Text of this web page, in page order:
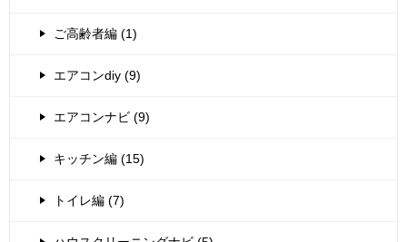
ご高齢者編 (1)
エアコンdiy (9)
エアコンナビ (9)
キッチン編 (15)
トイレ編 (7)